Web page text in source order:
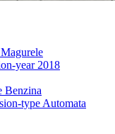
Magurele
2018
Benzina
Automata